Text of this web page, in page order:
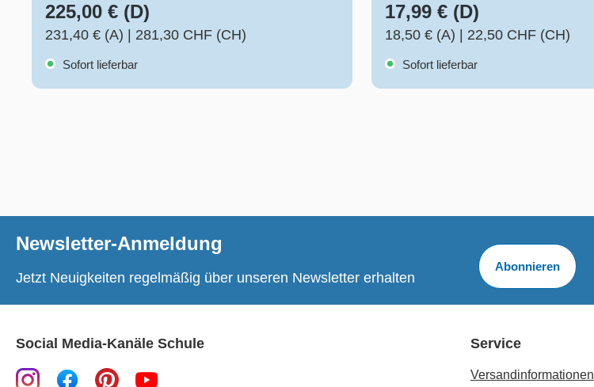
225,00 € (D)
231,40 € (A) 281,30 CHF (CH)
Sofort lieferbar
17,99 € (D)
18,50 € (A) 22,50 CHF (CH)
Sofort lieferbar
Newsletter-Anmeldung
Jetzt Neuigkeiten regelmäßig über unseren Newsletter erhalten
Abonnieren
Social Media-Kanäle Schule Service
Versandinformationen